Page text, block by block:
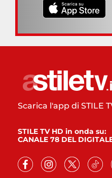
Scarica l'app di STILE
STILE TV HD in onda su:
CANALE 78 DEL